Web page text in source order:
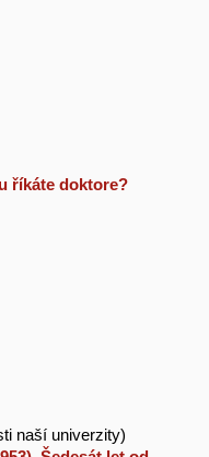
říkáte doktore?
naší univerzity)